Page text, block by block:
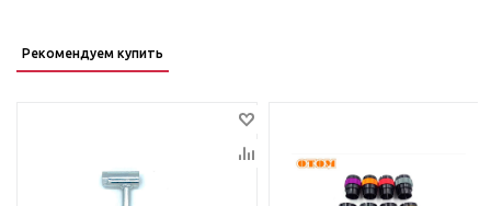
Рекомендуем купить